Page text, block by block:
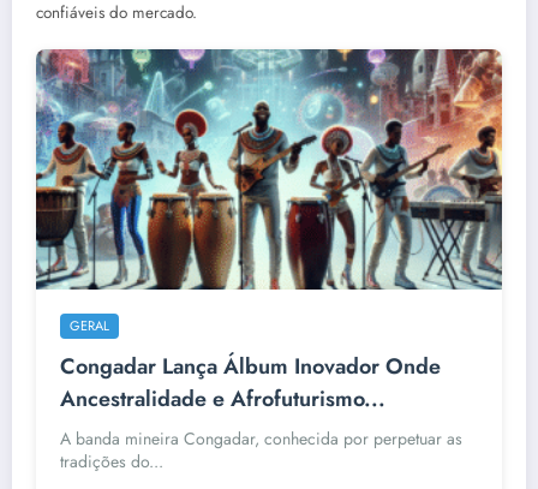
confiáveis do mercado.
GERAL
Congadar Lança Álbum Inovador Onde
Ancestralidade e Afrofuturismo...
A banda mineira Congadar, conhecida por perpetuar as
tradições do...